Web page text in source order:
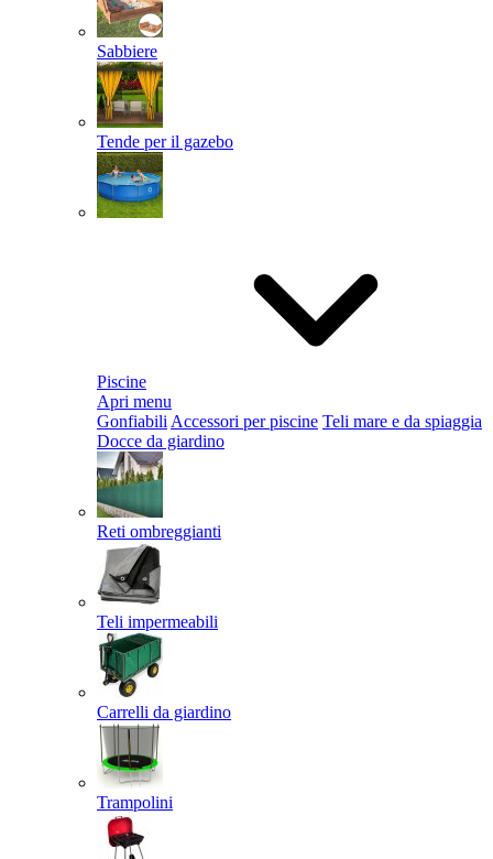
Sabbiere
Tende per il gazebo
Piscine
Apri menu
Gonfiabili Accessori per piscine Teli mare e da spiaggia
Docce da giardino
Reti ombreggianti
Teli impermeabili
Carrelli da giardino
Trampolini